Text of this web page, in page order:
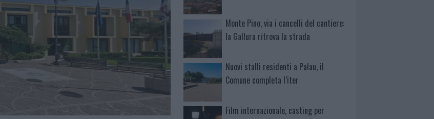
Monte Pino, via i cancelli del cantiere:
la Gallura ritrova la strada
Nuovi stalli residenti a Palau, il
Comune completa l’iter
Film internazionale, casting per